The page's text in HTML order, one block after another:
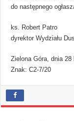
do następnego
ks. Robert Patro
dyrektor Wydziału
Zielona Góra, dnia 28
Znak: C2-7/20